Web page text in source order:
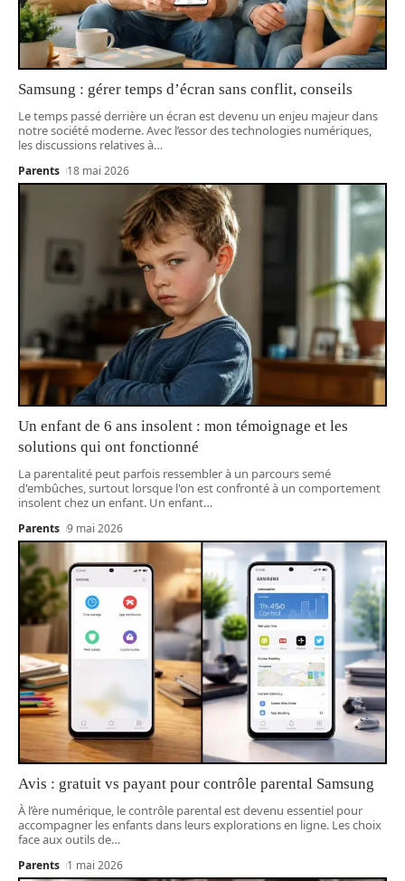
Samsung : gérer temps d’écran sans conflit, conseils
Le temps passé derrière un écran est devenu un enjeu majeur dans
notre société moderne. Avec l’essor des technologies numériques,
les discussions relatives à…
Parents 18 mai 2026
Un enfant de 6 ans insolent : mon témoignage et les
solutions qui ont fonctionné
La parentalité peut parfois ressembler à un parcours semé
d'embûches, surtout lorsque l'on est confronté à un comportement
insolent chez un enfant. Un enfant…
Parents 9 mai 2026
Avis : gratuit vs payant pour contrôle parental Samsung
À l’ère numérique, le contrôle parental est devenu essentiel pour
accompagner les enfants dans leurs explorations en ligne. Les choix
face aux outils de…
Parents 1 mai 2026